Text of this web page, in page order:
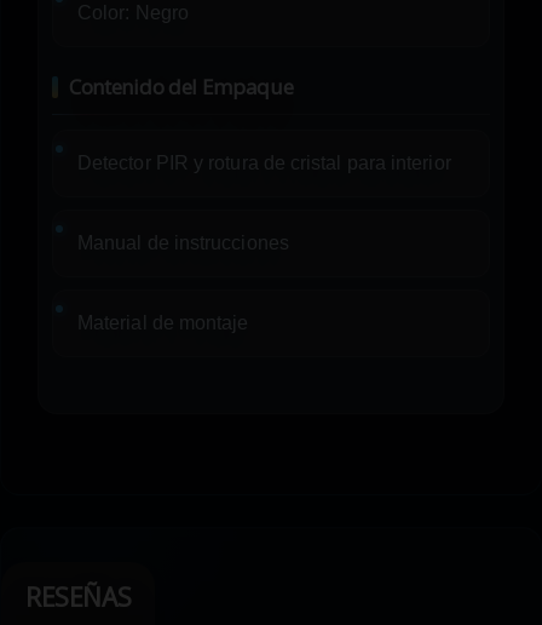
Color: Negro
Contenido del Empaque
Detector PIR y rotura de cristal para interior
Manual de instrucciones
Material de montaje
RESEÑAS